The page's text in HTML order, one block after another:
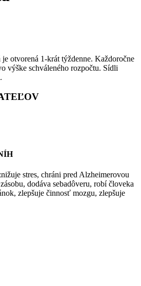
otvorená 1-krát týždenne. Každoročne
výške schváleného rozpočtu. Sídli
stres, chráni pred Alzheimerovou
dodáva sebadôveru, robí človeka
zlepšuje činnosť mozgu, zlepšuje